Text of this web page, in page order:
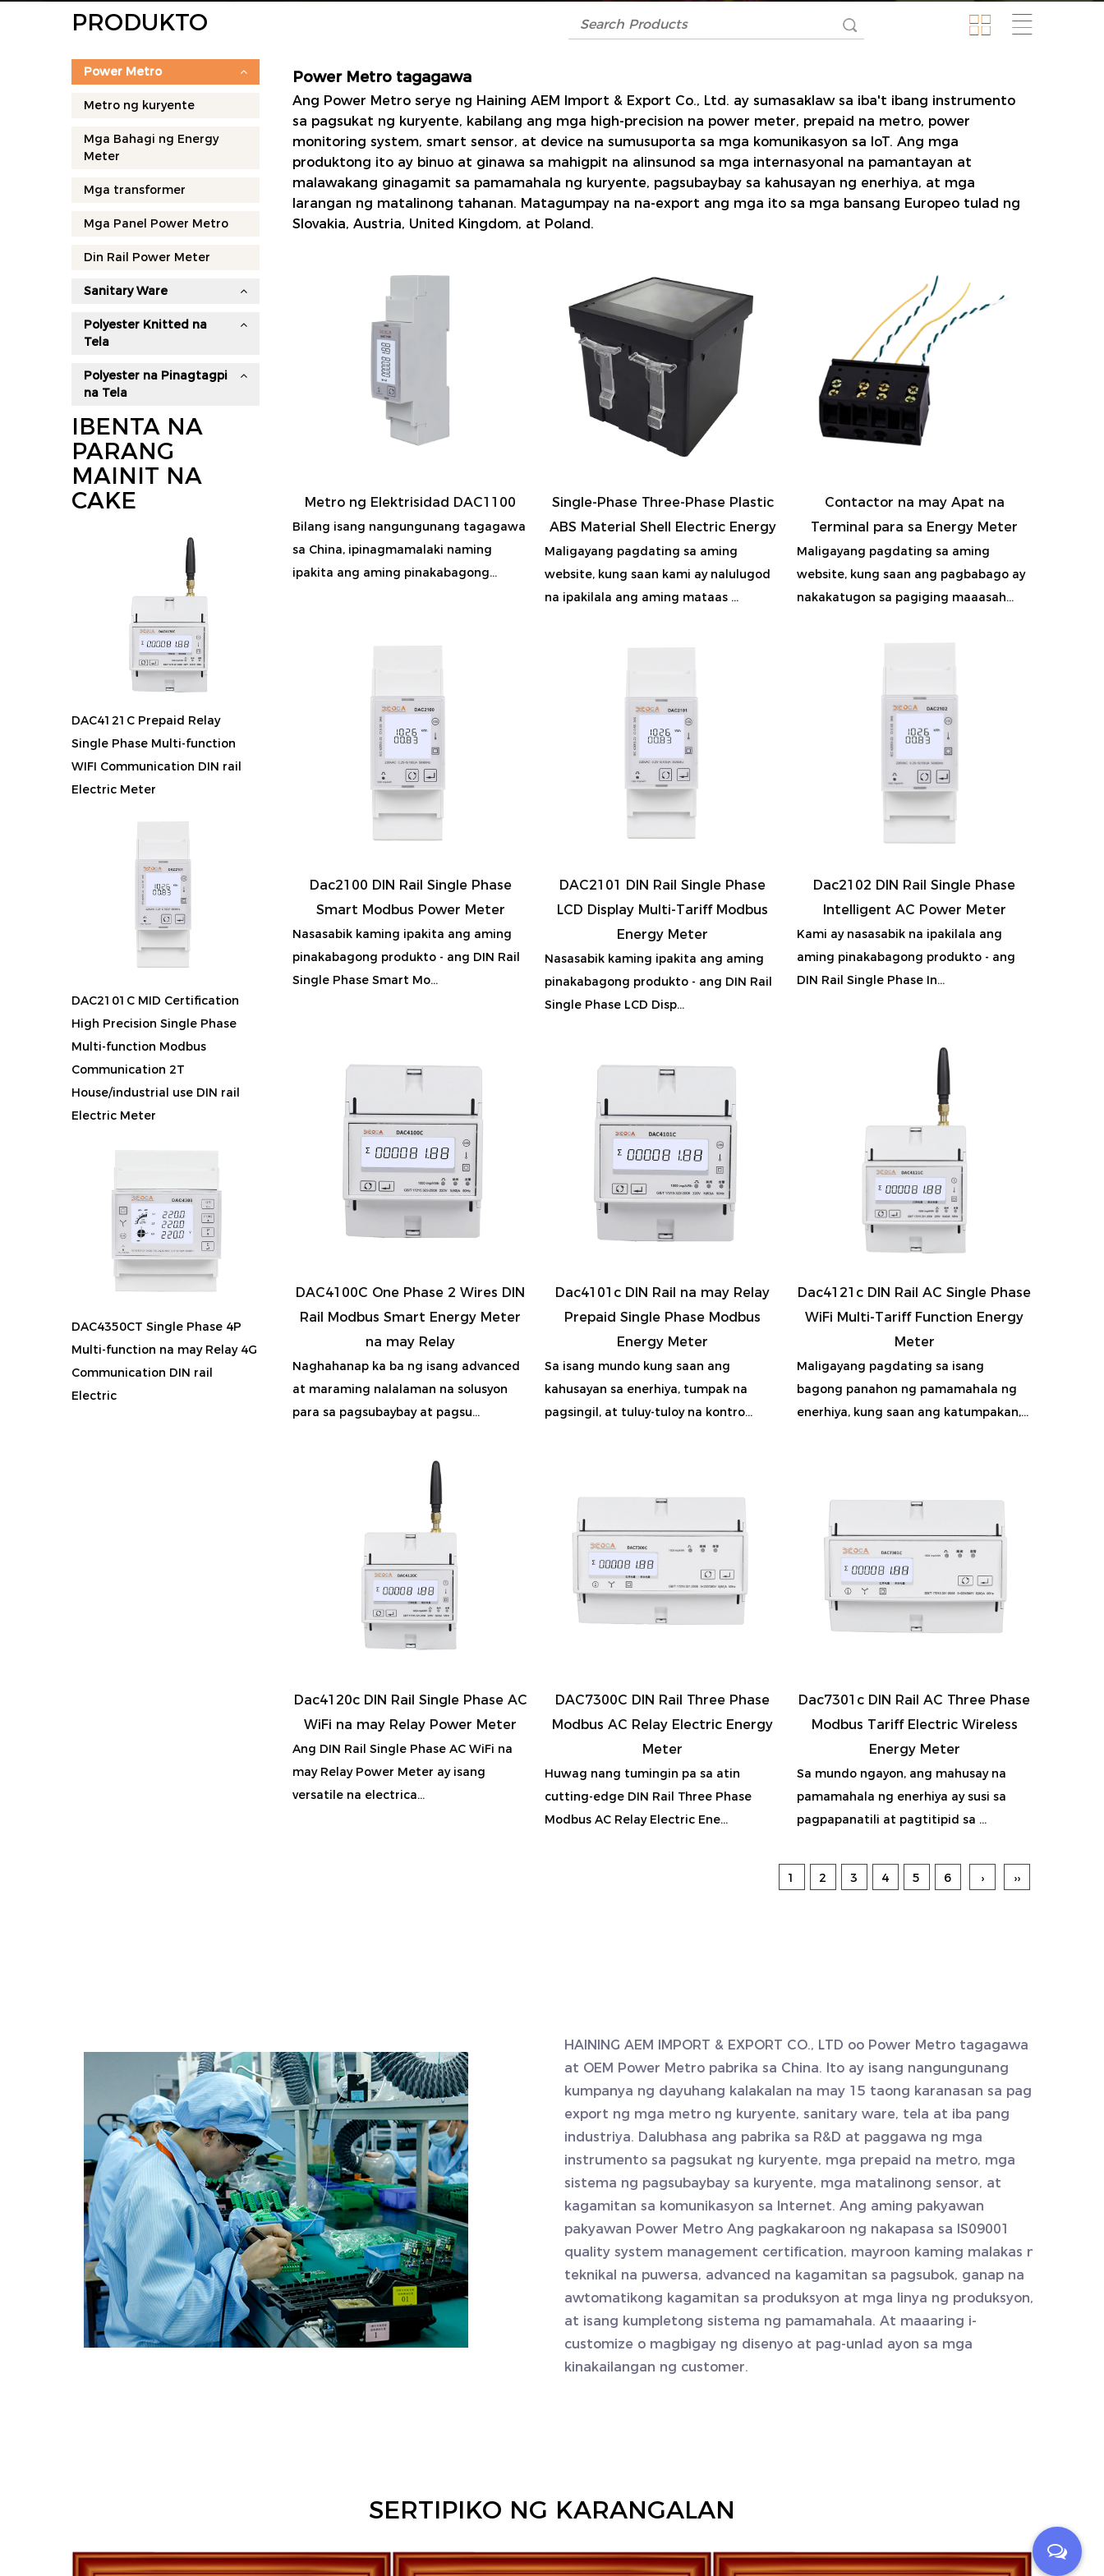
PRODUKTO
Power Metro
Metro ng kuryente
Mga Bahagi ng Energy
Meter
Mga transformer
Mga Panel Power Metro
Din Rail Power Meter
Sanitary Ware
Polyester Knitted na
Tela
Polyester na Pinagtagpi
na Tela
IBENTA NA
PARANG
MAINIT NA
CAKE
DAC4121C Prepaid Relay
Single Phase Multi-function
WIFI Communication DIN rail
Electric Meter
DAC2101C MID Certification
High Precision Single Phase
Multi-function Modbus
Communication 2T
House/industrial use DIN rail
Electric Meter
DAC4350CT Single Phase 4P
Multi-function na may Relay 4G
Communication DIN rail
Electric
Power Metro tagagawa
Ang Power Metroserye ng Haining AEM Import & Export Co., Ltd. ay sumasaklaw sa iba't ibang instrumento
sa pagsukat ng kuryente, kabilang ang mga high-precision na power meter, prepaid na metro, power
monitoring system, smart sensor, at device na sumusuporta sa mga komunikasyon sa IoT. Ang mga
produktong ito ay binuo at ginawa sa mahigpit na alinsunod sa mga internasyonal na pamantayan at
malawakang ginagamit sa pamamahala ng kuryente, pagsubaybay sa kahusayan ng enerhiya, at mga
larangan ng matalinong tahanan. Matagumpay na na-export ang mga ito sa mga bansang Europeo tulad ng
Slovakia, Austria, United Kingdom, at Poland.
Metro ng Elektrisidad DAC1100
Bilang isang nangungunang tagagawa
sa China, ipinagmamalaki naming
ipakita ang aming pinakabagong...
Single-Phase Three-Phase Plastic
ABS Material Shell Electric Energy
Maligayang pagdating sa aming
website, kung saan kami ay nalulugod
na ipakilala ang aming mataas ...
Contactor na may Apat na
Terminal para sa Energy Meter
Maligayang pagdating sa aming
website, kung saan ang pagbabago ay
nakakatugon sa pagiging maaasah...
Dac2100 DIN Rail Single Phase
Smart Modbus Power Meter
Nasasabik kaming ipakita ang aming
pinakabagong produkto - ang DIN Rail
Single Phase Smart Mo...
DAC2101 DIN Rail Single Phase
LCD Display Multi-Tariff Modbus
Energy Meter
Nasasabik kaming ipakita ang aming
pinakabagong produkto - ang DIN Rail
Single Phase LCD Disp...
Dac2102 DIN Rail Single Phase
Intelligent AC Power Meter
Kami ay nasasabik na ipakilala ang
aming pinakabagong produkto - ang
DIN Rail Single Phase In...
DAC4100C One Phase 2 Wires DIN
Rail Modbus Smart Energy Meter
na may Relay
Naghahanap ka ba ng isang advanced
at maraming nalalaman na solusyon
para sa pagsubaybay at pagsu...
Dac4101c DIN Rail na may Relay
Prepaid Single Phase Modbus
Energy Meter
Sa isang mundo kung saan ang
kahusayan sa enerhiya, tumpak na
pagsingil, at tuluy-tuloy na kontro...
Dac4121c DIN Rail AC Single Phase
WiFi Multi-Tariff Function Energy
Meter
Maligayang pagdating sa isang
bagong panahon ng pamamahala ng
enerhiya, kung saan ang katumpakan,...
Dac4120c DIN Rail Single Phase AC
WiFi na may Relay Power Meter
Ang DIN Rail Single Phase AC WiFi na
may Relay Power Meter ay isang
versatile na electrica...
DAC7300C DIN Rail Three Phase
Modbus AC Relay Electric Energy
Meter
Huwag nang tumingin pa sa atin
cutting-edge DIN Rail Three Phase
Modbus AC Relay Electric Ene...
Dac7301c DIN Rail AC Three Phase
Modbus Tariff Electric Wireless
Energy Meter
Sa mundo ngayon, ang mahusay na
pamamahala ng enerhiya ay susi sa
pagpapanatili at pagtitipid sa ...
1 2 3 4 5 6 › ››
HAINING AEM IMPORT & EXPORT CO., LTD oo Power Metro tagagawa
at OEM Power Metro pabrika sa China. Ito ay isang nangungunang
kumpanya ng dayuhang kalakalan na may 15 taong karanasan sa pag-
export ng mga metro ng kuryente, sanitary ware, tela at iba pang
industriya. Dalubhasa ang pabrika sa R&D at paggawa ng mga
instrumento sa pagsukat ng kuryente, mga prepaid na metro, mga
sistema ng pagsubaybay sa kuryente, mga matalinong sensor, at
kagamitan sa komunikasyon sa Internet. Ang aming pakyawan
pakyawan Power Metro Ang pagkakaroon ng nakapasa sa IS09001
quality system management certification, mayroon kaming malakas na
teknikal na puwersa, advanced na kagamitan sa pagsubok, ganap na
awtomatikong kagamitan sa produksyon at mga linya ng produksyon,
at isang kumpletong sistema ng pamamahala. At maaaring i-
customize o magbigay ng disenyo at pag-unlad ayon sa mga
kinakailangan ng customer.
SERTIPIKO NG KARANGALAN